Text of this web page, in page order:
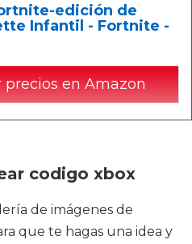
edición de
Infantil - Fortnite -
precios en Amazon
codigo xbox
de imágenes de
que te hagas una idea y